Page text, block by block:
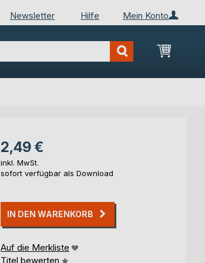
Mein Konto
Newsletter Hilfe
Mein
2,49 €
inkl. MwSt.
sofort verfügbar als Download
IN DEN WARENKORB
Auf die Merkliste
Titel bewerten